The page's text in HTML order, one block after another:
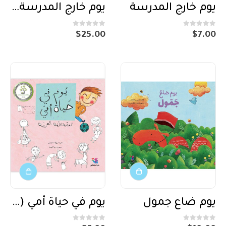
يوم خارج المدرسة
0
out of 5
$7.00
يوم خارج المدرسة – برايل – Braille
0
out of 5
$25.00
يوم ضاع جمول يوم في حياة أمي (معلمة اللغة العربية)